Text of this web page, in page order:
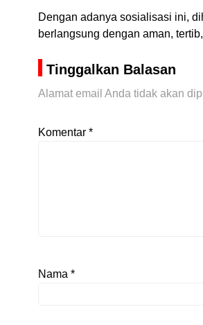
Dengan adanya sosialisasi ini,
berlangsung dengan aman,
Tinggalkan Balasan
Alamat email Anda tidak akan
Komentar *
Nama *